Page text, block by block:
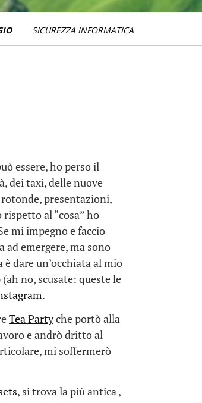
SICUREZZA INFORMATICA
essere, ho perso il
dei taxi, delle nuove
presentazioni,
al “cosa” ho
mi impegno e faccio
emergere, ma sono
dare un’occhiata al mio
no, scusate: queste le
.
Tea Partyche portò alla
e andrò dritto al
mi soffermerò
, si trova la più antica ,